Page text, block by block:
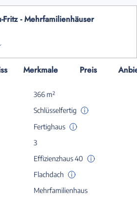
- Mehrfamilienhäuser
Merkmale Preis
366 m²
Schlüsselfertig
Fertighaus
3
Effizienzhaus 40
Flachdach
Mehrfamilienhaus